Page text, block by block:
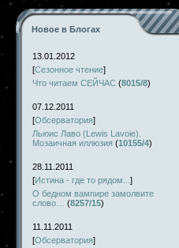
Новое в Блогах
13.01.2012
[Сезонное чтение]
Что читаем СЕЙЧАС (8015/8)
07.12.2011
[Обсерватория]
Льюис Лаво (Lewis Lavoie).
Мозаичная иллюзия (10155/4)
28.11.2011
[Истина - где то рядом... ]
О бедном вампире замолвите
слово…
(8257/15)
11.11.2011
[Обсерватория]